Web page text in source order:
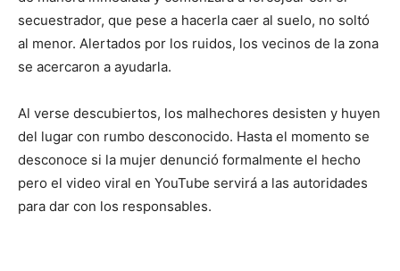
secuestrador, que pese a hacerla caer al suelo, no soltó
al menor. Alertados por los ruidos, los vecinos de la zona
se acercaron a ayudarla.
Al verse descubiertos, los malhechores desisten y huyen
del lugar con rumbo desconocido. Hasta el momento se
desconoce si la mujer denunció formalmente el hecho
pero el video viral en YouTube servirá a las autoridades
para dar con los responsables.